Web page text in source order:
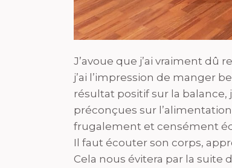
J’avoue que j’ai vraiment dû
j’ai l’impression de manger
résultat positif sur la balance,
préconçues sur
frugalement et censément
Il faut écouter son corps,
Cela nous évitera par la suite